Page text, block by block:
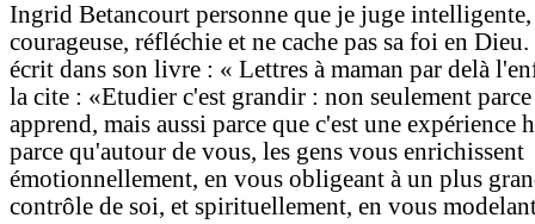
Ingrid Betancourt personne que je juge intelligente,
courageuse, réfléchie et ne cache pas sa foi en
écrit dans son livre : « Lettres à maman par delà
la cite : «Etudier c'est grandir : non seulement
apprend, mais aussi parce que c'est une expérience
parce qu'autour de vous, les gens vous enrichissent
émotionnellement, en vous obligeant à un plus
contrôle de soi, et spirituellement, en vous